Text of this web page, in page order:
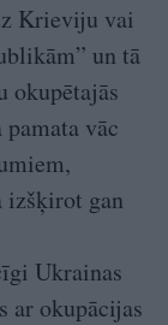
Krieviju vai
un tā
okupētajās
vāc
izšķirot gan
Ukrainas
ar okupācijas